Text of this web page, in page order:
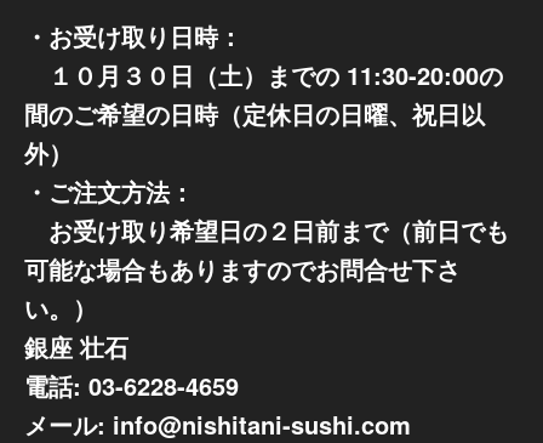
・お受け取り日時：
１０月３０日（土）までの 11:30-20:00の
間のご希望の日時（定休日の日曜、祝日以
外）
・ご注文方法：
お受け取り希望日の２日前まで（前日でも
可能な場合もありますのでお問合せ下さ
い。）
銀座 壮石
電話: 03-6228-4659
メール: info@nishitani-sushi.com